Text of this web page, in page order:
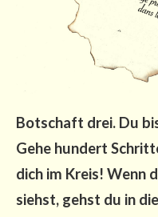
Bot­schaft drei. Du
Gehe hun­dert
dich im Kreis! Wenn
siehst, gehst du in